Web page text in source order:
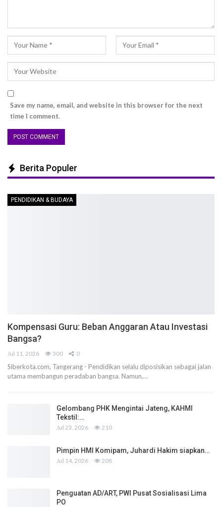
Save my name, email, and website in this browser for the next
time I comment.
Berita Populer
PENDIDIKAN & BUDAYA
Kompensasi Guru: Beban Anggaran Atau Investasi
Bangsa?
Jul 11, 2026 300 0
Siberkota.com, Tangerang - Pendidikan selalu diposisikan sebagai jalan
utama membangun peradaban bangsa. Namun,…
Gelombang PHK Mengintai Jateng, KAHMI
Tekstil:…
Jul 23, 2026 210
Pimpin HMI Komipam, Juhardi Hakim siapkan…
Jul 14, 2026 208
Penguatan AD/ART, PWI Pusat Sosialisasi Lima
PO